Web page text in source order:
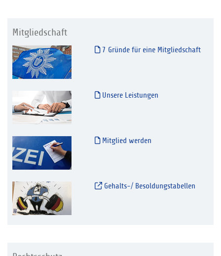
Mitgliedschaft
7 Gründe für eine Mitgliedschaft
Unsere Leistungen
Mitglied werden
Gehalts-/ Besoldungstabellen